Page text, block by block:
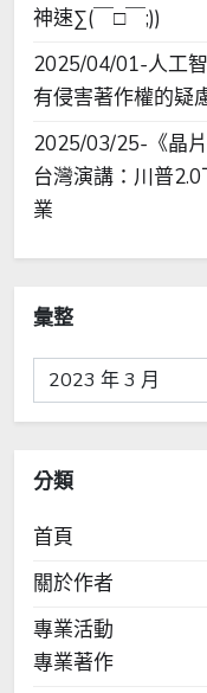
神速∑(￣□￣;))
2025/04/01-人工
有侵害著作權的疑
2025/03/25-《晶
台灣演講：川普
業
彙整
彙
整
分類
首頁
關於作者
專業活動
專業著作